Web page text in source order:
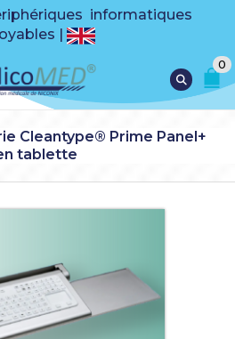
informatiques
|
0
Cleantype® Prime Panel+
tablette